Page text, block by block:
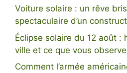
Voiture solaire : un rêve
spectaculaire d’un
Éclipse solaire du 12 août :
ville et ce que vous
Comment l’armée